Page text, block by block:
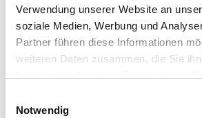
Verwendung unserer Website an
soziale Medien, Werbung und
Partner führen diese Informationen
weiteren Daten zusammen, die Sie
Notwendig